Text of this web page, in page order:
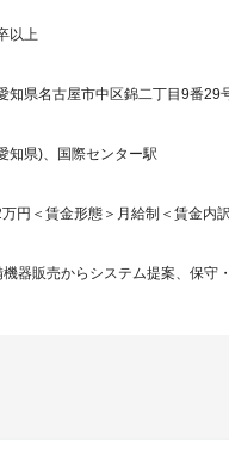
以上
知県名古屋市中区錦二丁目9番29
知県)、国際センター駅
円＜賃金形態＞月給制＜賃金内
器販売からシステム提案、保守